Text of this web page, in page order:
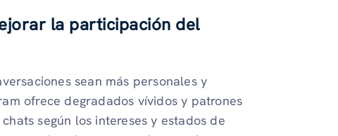
la participación del
sean más personales y
ofrece degradados vívidos y patrones
según los intereses y estados de